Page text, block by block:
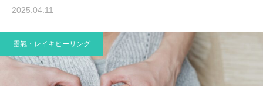
2025.04.11
靈氣・レイキヒーリング